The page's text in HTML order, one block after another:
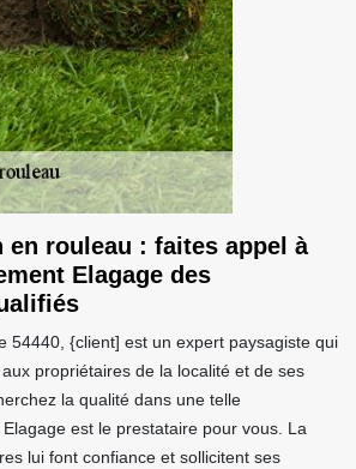
en rouleau : faites appel à
Elagage des
54440, {client] est un expert paysagiste qui
propriétaires de la localité et de ses
la qualité dans une telle
est le prestataire pour vous. La
lui font confiance et sollicitent ses